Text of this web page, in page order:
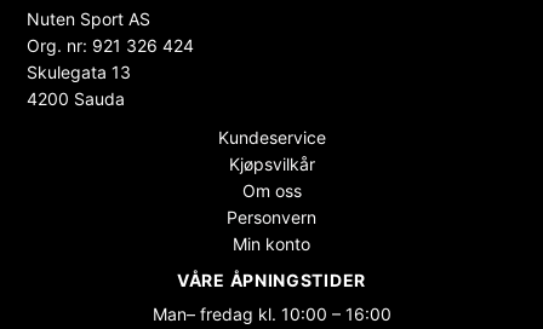
Nuten Sport AS
Org. nr: 921 326 424
Skulegata 13
4200 Sauda
Kundeservice
Kjøpsvilkår
Om oss
Personvern
Min konto
VÅRE ÅPNINGSTIDER
Man– fredag kl. 10:00 – 16:00